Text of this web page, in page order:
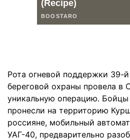
Рота огневой поддержки 39-
береговой охраны провела в
уникальную операцию. Бойцы
пронесли на территорию
россияне, мобильный
УАГ-40, предварительно